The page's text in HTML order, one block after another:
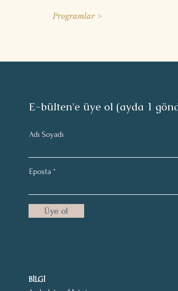
Programlar >
E-bülten'e üye ol (ayda 1
Adı Soyadı
Eposta
Üye ol
BİLGİ